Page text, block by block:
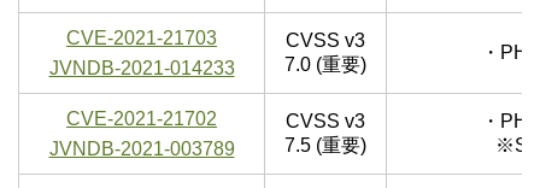
CVE-2021-21703
JVNDB-2021-014233
CVSS v3
7.0 (重要)
・
CVE-2021-21702
JVNDB-2021-003789
CVSS v3
7.5 (重要)
・